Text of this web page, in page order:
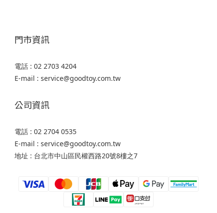
門市資訊
電話 : 02 2703 4204
E-mail : service@goodtoy.com.tw
公司資訊
電話 : 02 2704 0535
E-mail : service@goodtoy.com.tw
地址 : 台北市中山區民權西路20號8樓之7